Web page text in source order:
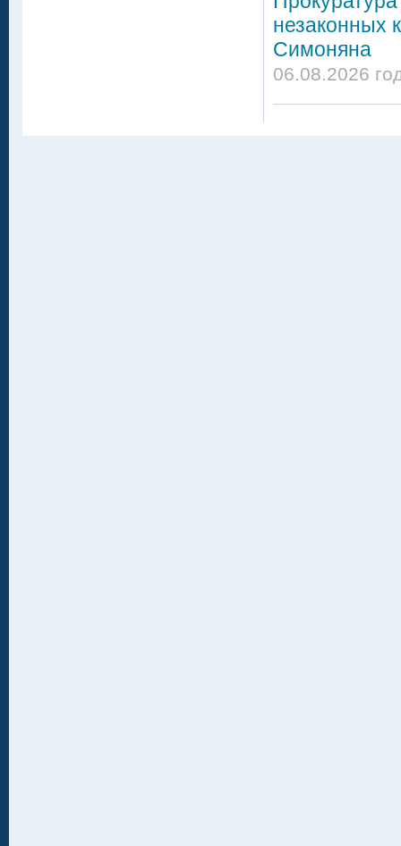
незаконных
Симоняна
06.08.2026